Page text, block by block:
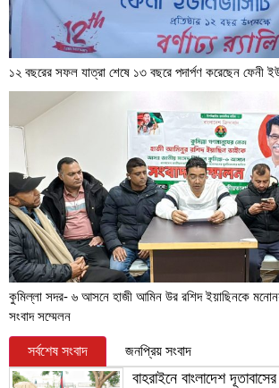
১২ বছরের সফল যাত্রা শেষে ১৩ বছরে পদার্পণ করেছেন ফেনী
কুমিল্লা সদর- ৬ আসনে হাজী আমিন উর রশিদ ইয়াছিনকে
সংবাদ সম্মেলন
সর্বশেষ সংবাদ জনপ্রিয় সংবাদ
বাহরাইনে বাংলাদেশ